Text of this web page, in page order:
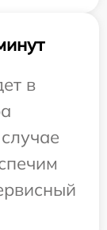
в